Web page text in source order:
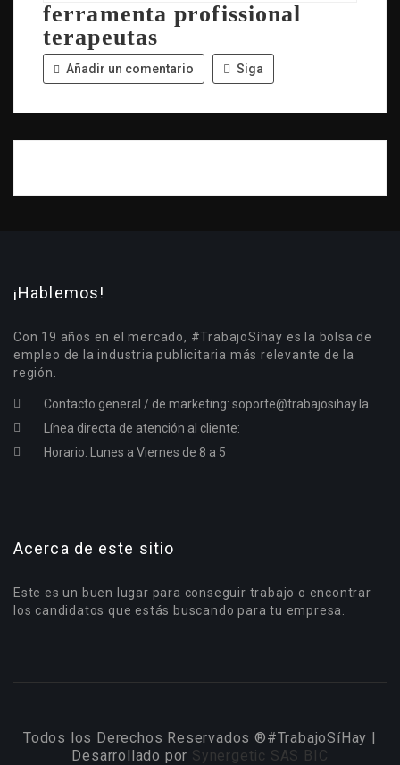
ferramenta profissional
terapeutas
Añadir un comentario Siga
¡Hablemos!
Con 19 años en el mercado, #TrabajoSíhay es la bolsa de
empleo de la industria publicitaria más relevante de la
región.
Contacto general / de marketing: soporte@trabajosihay.la
Línea directa de atención al cliente:
Horario: Lunes a Viernes de 8 a 5
Acerca de este sitio
Este es un buen lugar para conseguir trabajo o encontrar
los candidatos que estás buscando para tu empresa.
Todos los Derechos Reservados ®#TrabajoSíHay |
Desarrollado por Synergetic SAS BIC